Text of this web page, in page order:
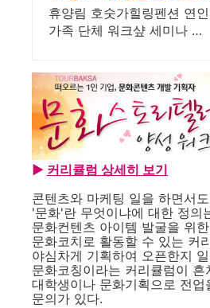
마펜션 대전워크샾 엠티
단체 펜션
휴양림 호숫가힐링펜션 연인
가족 단체 워크샾 세미나 식
▶ 커리큘럼 상세히 보기
콘텐츠와 마케팅 일을 하면서도
'문화'란 무엇이냐에 대한 정의
문화컨텐츠 아이템 발굴을 위
문화코치로 활동할 수 있는 커
야심차게 기획하여 오픈한지
문화코칭이라는 커리큘럼이 흔
대학생이나 문화기획으로 전업
문의가 있다.